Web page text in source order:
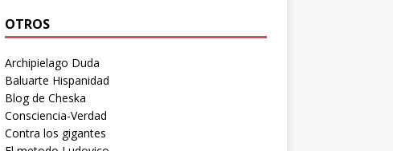
OTROS
Archipielago Duda
Baluarte Hispanidad
Blog de Cheska
Consciencia-Verdad
Contra los gigantes